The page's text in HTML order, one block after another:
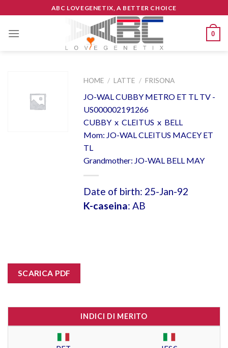
to
content
ABC LOVEGENETIX, A BETTER CHOICE
0
HOME / LATTE / FRISONA
JO-WAL CUBBY METRO ET TL TV -
US000002191266
CUBBY x CLEITUS x BELL
Mom: JO-WAL CLEITUS MACEY ET
TL
Grandmother: JO-WAL BELL MAY
Date of birth: 25-Jan-92
K-caseina: AB
SCARICA PDF
INDICI DI MERITO